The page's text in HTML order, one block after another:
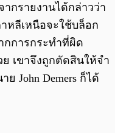
กรายงานได้กล่าวว่า
าหลีเหนือจะใช้บล็อก
กการกระทำที่ผิด
เขาจึงถูกตัดสินให้จำ
John Demers ก็ได้